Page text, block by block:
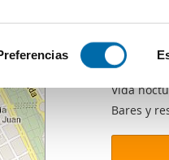
analizándolo activamente
cómo se procesan
datos
. Puede cambiar
Pequeños
Vida
Bares y